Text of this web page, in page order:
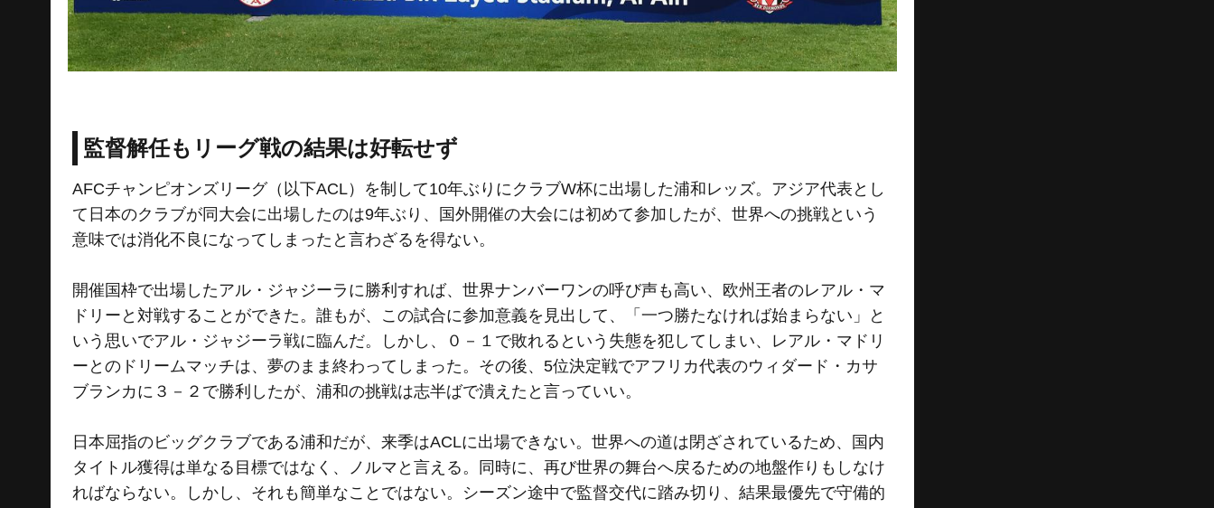
監督解任もリーグ戦の結果は好転せず
AFCチャンピオンズリーグ（以下ACL）を制して10年ぶりにクラブW杯に出場した浦和レッズ。アジア代表とし
て日本のクラブが同大会に出場したのは9年ぶり、国外開催の大会には初めて参加したが、世界への挑戦という
意味では消化不良になってしまったと言わざるを得ない。
開催国枠で出場したアル・ジャジーラに勝利すれば、世界ナンバーワンの呼び声も高い、欧州王者のレアル・マ
ドリーと対戦することができた。誰もが、この試合に参加意義を見出して、「一つ勝たなければ始まらない」と
いう思いでアル・ジャジーラ戦に臨んだ。しかし、０－１で敗れるという失態を犯してしまい、レアル・マドリ
ーとのドリームマッチは、夢のまま終わってしまった。その後、5位決定戦でアフリカ代表のウィダード・カサ
ブランカに３－２で勝利したが、浦和の挑戦は志半ばで潰えたと言っていい。
日本屈指のビッグクラブである浦和だが、来季はACLに出場できない。世界への道は閉ざされているため、国内
タイトル獲得は単なる目標ではなく、ノルマと言える。同時に、再び世界の舞台へ戻るための地盤作りもしなけ
ればならない。しかし、それも簡単なことではない。シーズン途中で監督交代に踏み切り、結果最優先で守備的